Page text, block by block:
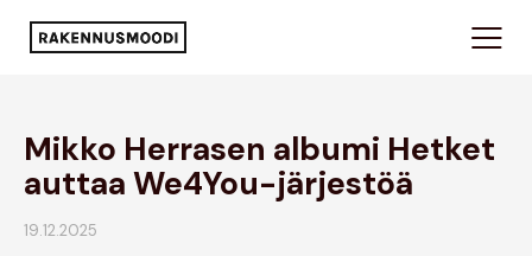
Mikko Herrasen albumi Hetket
auttaa We4You-järjestöä
19.12.2025